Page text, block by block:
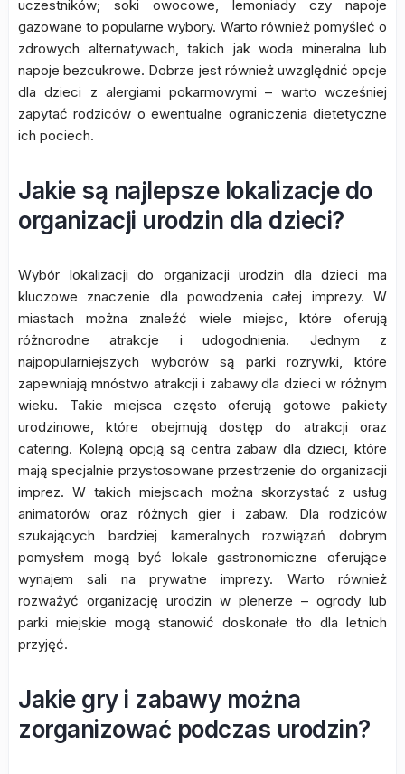
uczestników; soki owocowe, lemoniady czy napoje
gazowane to popularne wybory. Warto również pomyśleć o
zdrowych alternatywach, takich jak woda mineralna lub
napoje bezcukrowe. Dobrze jest również uwzględnić opcje
dla dzieci z alergiami pokarmowymi – warto wcześniej
zapytać rodziców o ewentualne ograniczenia dietetyczne
ich pociech.
Jakie są najlepsze lokalizacje do
organizacji urodzin dla dzieci?
Wybór lokalizacji do organizacji urodzin dla dzieci ma
kluczowe znaczenie dla powodzenia całej imprezy. W
miastach można znaleźć wiele miejsc, które oferują
różnorodne atrakcje i udogodnienia. Jednym z
najpopularniejszych wyborów są parki rozrywki, które
zapewniają mnóstwo atrakcji i zabawy dla dzieci w różnym
wieku. Takie miejsca często oferują gotowe pakiety
urodzinowe, które obejmują dostęp do atrakcji oraz
catering. Kolejną opcją są centra zabaw dla dzieci, które
mają specjalnie przystosowane przestrzenie do organizacji
imprez. W takich miejscach można skorzystać z usług
animatorów oraz różnych gier i zabaw. Dla rodziców
szukających bardziej kameralnych rozwiązań dobrym
pomysłem mogą być lokale gastronomiczne oferujące
wynajem sali na prywatne imprezy. Warto również
rozważyć organizację urodzin w plenerze – ogrody lub
parki miejskie mogą stanowić doskonałe tło dla letnich
przyjęć.
Jakie gry i zabawy można
zorganizować podczas urodzin?